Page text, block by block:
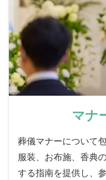
マナ
葬儀マナーについて
服装、お布施、香典
する指南を提供し、